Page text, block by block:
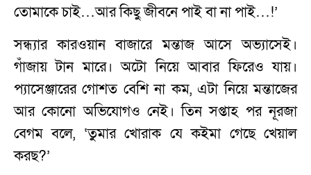
তোমাকে চাই…আর কিছু জীবনে পাই বা না পাই…!’
সন্ধ্যার কারওয়ান বাজারে মন্তাজ আসে অভ্যাসেই।
গাঁজায় টান মারে। অটো নিয়ে আবার ফিরেও যায়।
প্যাসেঞ্জারের গোশত বেশি না কম, এটা নিয়ে মন্তাজের
আর কোনো অভিযোগও নেই। তিন সপ্তাহ পর নূরজা
বেগম বলে, ‘তুমার খোরাক যে কইমা গেছে খেয়াল
করছ?’